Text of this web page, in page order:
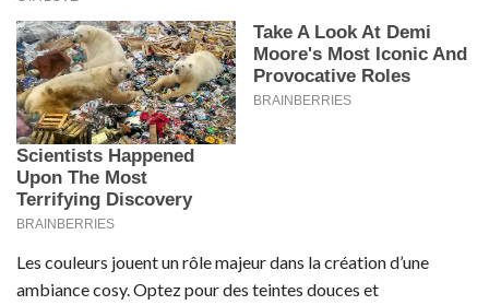
Les couleurs jouent un rôle majeur dans la création d’une
ambiance cosy. Optez pour des teintes douces et